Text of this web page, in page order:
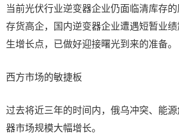
当前光伏行业逆变器企业仍面临清库存的
存货高企，国内逆变器企业遭遇短暂业
生增长点，已做好迎接曙光到来的准备。
西方市场的敏捷板
过去将近三年的时间内，俄乌冲突、能
器市场规模大幅增长。